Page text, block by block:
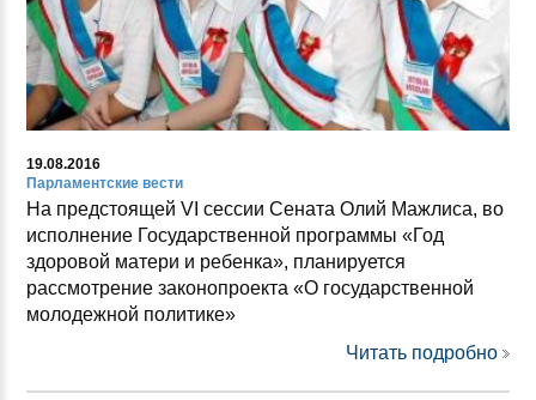
19.08.2016
Парламентские вести
На предстоящей VI сессии Сената Олий Мажлиса, во
исполнение Государственной программы «Год
здоровой матери и ребенка», планируется
рассмотрение законопроекта «О государственной
молодежной политике»
Читать подробно